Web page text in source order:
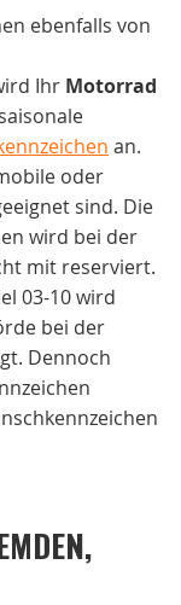
ebenfalls von
Ihr Motorrad
an.
oder
sind. Die
wird bei der
mit reserviert.
03-10 wird
bei der
Dennoch